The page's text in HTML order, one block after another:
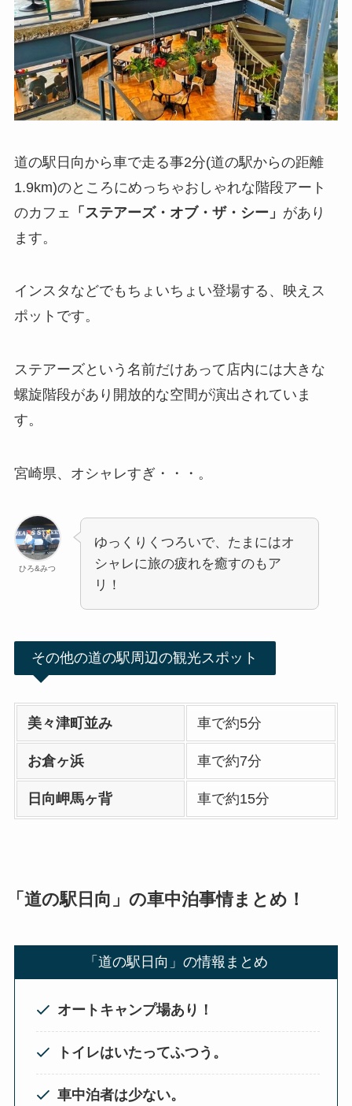
道の駅日向から車で走る事2分(道の駅からの距離
1.9km)のところにめっちゃおしゃれな階段アート
のカフェ
「ステアーズ・オブ・ザ・シー」 があり
ます。
インスタなどでもちょいちょい登場する、映えス
ポットです。
ステアーズという名前だけあって店内には大きな
螺旋階段があり開放的な空間が演出されていま
す。
宮崎県、オシャレすぎ・・・。
ひろ&みつ
ゆっくりくつろいで、たまにはオ
シャレに旅の疲れを癒すのもア
リ！
その他の道の駅周辺の観光スポット
美々津町並み 車で約5分
お倉ヶ浜 車で約7分
日向岬馬ヶ背 車で約15分
「道の駅日向」の車中泊事情まとめ！
「道の駅日向」の情報まとめ
オートキャンプ場あり！
トイレはいたってふつう。
車中泊者は少ない。